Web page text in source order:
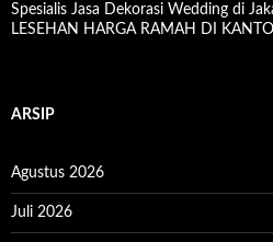
Spesialis Jasa Dekorasi Wedding di
LESEHAN HARGA RAMAH DI
ARSIP
Agustus 2026
Juli 2026